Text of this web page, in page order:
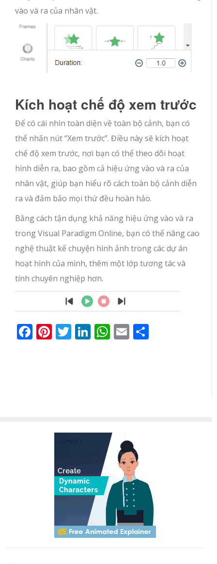
vào và ra của nhân vật.
Kích hoạt chế độ xem trước
Để có cái nhìn toàn diện về toàn bộ cảnh, bạn có
thể nhấn nút “Xem trước”. Điều này sẽ kích hoạt
chế độ xem trước, nơi bạn có thể theo dõi hoạt
hình diễn ra, bao gồm cả hiệu ứng vào và ra của
nhân vật, giúp bạn hiểu rõ cách toàn bộ cảnh diễn
ra và đảm bảo mọi thứ đều hoàn hảo.
Bằng cách tận dụng khả năng hiệu ứng vào và ra
trong Visual Paradigm Online, bạn có thể nâng cao
nghệ thuật kể chuyện hình ảnh trong các dự án
hoạt hình của mình, thêm một lớp tương tác và
tính chuyên nghiệp hơn.
Facebook
Pinterest
Twitter
LinkedIn
WhatsApp
Email